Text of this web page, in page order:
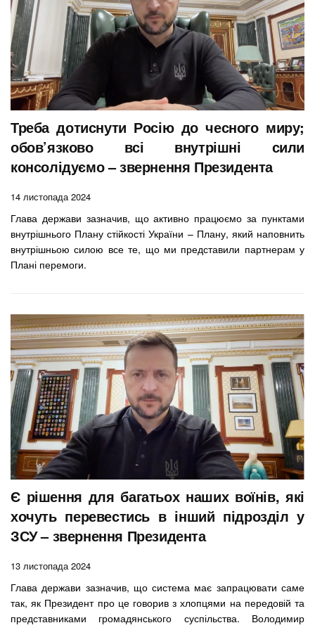
Треба дотиснути Росію до чесного миру;
обов’язково всі внутрішні сили
консолідуємо – звернення Президента
14 листопада 2024
Глава держави зазначив, що активно працюємо за пунктами
внутрішнього Плану стійкості України – Плану, який наповнить
внутрішньою силою все те, що ми представили партнерам у
Плані перемоги.
Є рішення для багатьох наших воїнів, які
хочуть перевестись в інший підрозділ у
ЗСУ – звернення Президента
13 листопада 2024
Глава держави зазначив, що система має запрацювати саме
так, як Президент про це говорив з хлопцями на передовій та
представниками громадянського суспільства. Володимир